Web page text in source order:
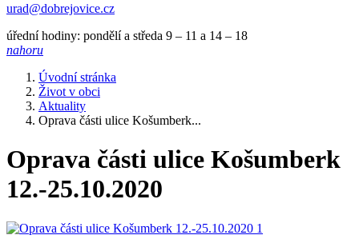
urad@dobrejovice.cz
úřední hodiny: pondělí a středa 9 – 11 a 14 – 18
nahoru
Úvodní stránka
Život v obci
Aktuality
Oprava části ulice Košumberk...
Oprava části ulice Košumberk
12.-25.10.2020